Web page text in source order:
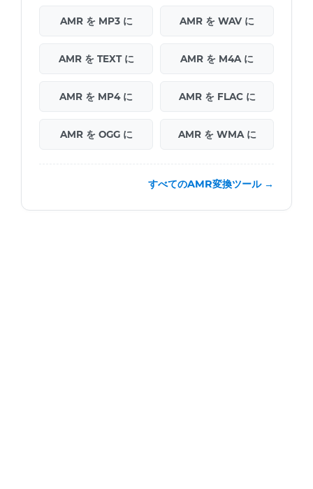
AMR を MP3 に AMR を WAV に
AMR を TEXT に AMR を M4A に
AMR を MP4 に AMR を FLAC に
AMR を OGG に AMR を WMA に
すべてのAMR変換ツール →